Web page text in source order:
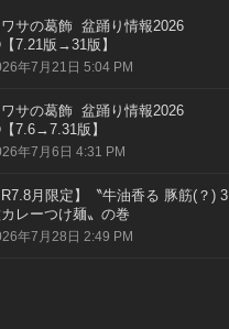
サの葛飾 盆踊り情報2026
7.21版→31版】
年7月21日 5:04 PM
サの葛飾 盆踊り情報2026
7.6→7.31版】
年7月6日 4:31 PM
R7.8月限定】〝牛油香る 豚筋(？) 3
レーつけ麺〟の巻
年7月28日 2:49 PM